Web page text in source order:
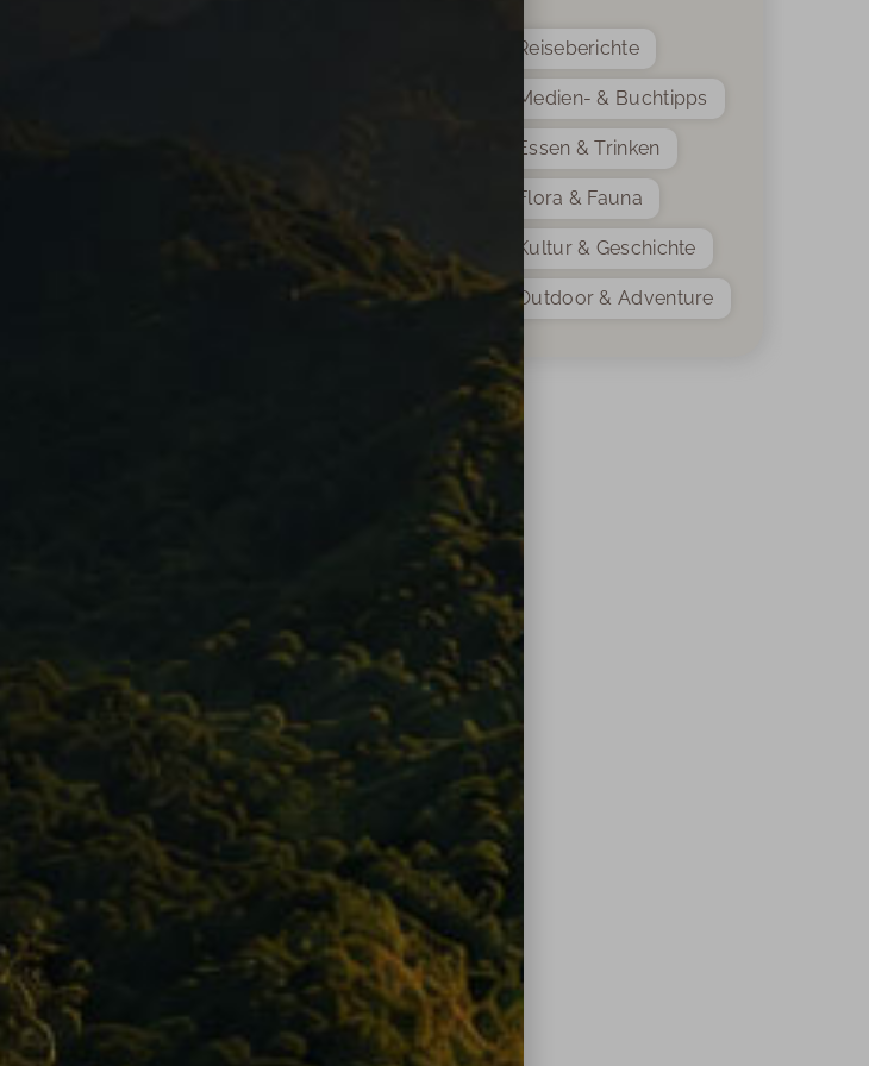
„Der Lange Weg der
ca. 3 Autostunden von
genauer ansehen dürfen.
es auf unbefestigten
bis zum Haus von
grossen Finca. Schon am
stehen mitten im Urwald und
ihres Kakaos ist, unter
von künstlichen Düngern
von biologischem
Baum entkernt und die
Fruchtfleisch eingebetteten
gebracht.
und können nach ca. einer
German und Liliana ca.
Aufwand betrachtet.
Reiseberichte
Medien- & Buchtipps
Essen & Trinken
Flora & Fauna
Kultur & Geschichte
Outdoor & Adventure